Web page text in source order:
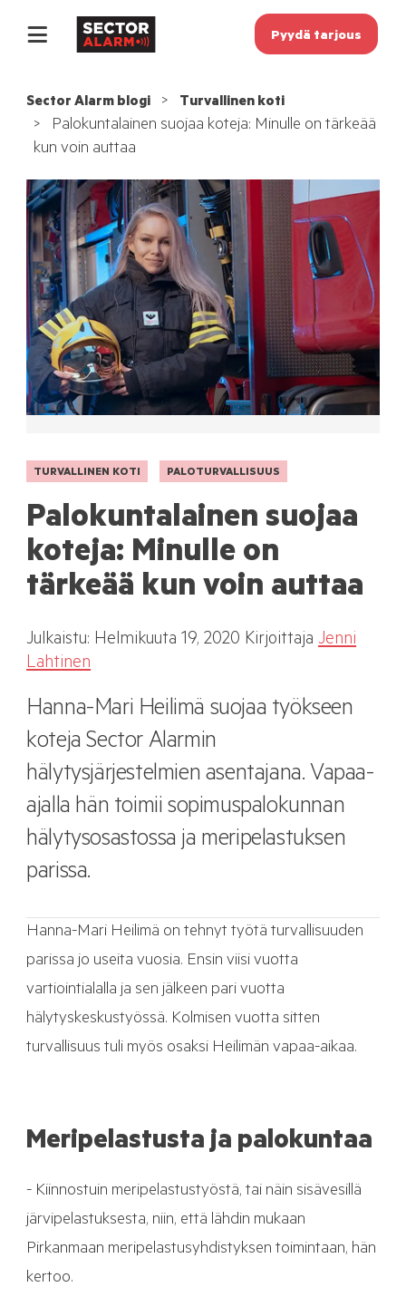
Pyydä tarjous
Sector Alarm blogi Turvallinen koti
Palokuntalainen suojaa koteja: Minulle on tärkeää
kun voin auttaa
TURVALLINEN KOTI PALOTURVALLISUUS
Palokuntalainen suojaa
koteja: Minulle on
tärkeää kun voin auttaa
Julkaistu: Helmikuuta 19, 2020 Kirjoittaja Jenni
Lahtinen
Hanna-Mari Heilimä suojaa työkseen
koteja Sector Alarmin
hälytysjärjestelmien asentajana. Vapaa-
ajalla hän toimii sopimuspalokunnan
hälytysosastossa ja meripelastuksen
parissa.
Hanna-Mari Heilimä on tehnyt työtä turvallisuuden
parissa jo useita vuosia. Ensin viisi vuotta
vartiointialalla ja sen jälkeen pari vuotta
hälytyskeskustyössä. Kolmisen vuotta sitten
turvallisuus tuli myös osaksi Heilimän vapaa-aikaa.
Meripelastusta ja palokuntaa
- Kiinnostuin meripelastustyöstä, tai näin sisävesillä
järvipelastuksesta, niin, että lähdin mukaan
Pirkanmaan meripelastusyhdistyksen toimintaan, hän
kertoo.